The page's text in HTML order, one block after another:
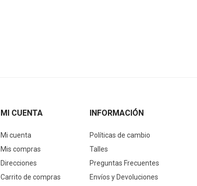
MI CUENTA
Mi cuenta
Mis compras
Direcciones
Carrito de compras
INFORMACIÓN
Políticas de cambio
Talles
Preguntas Frecuentes
Envíos y Devoluciones